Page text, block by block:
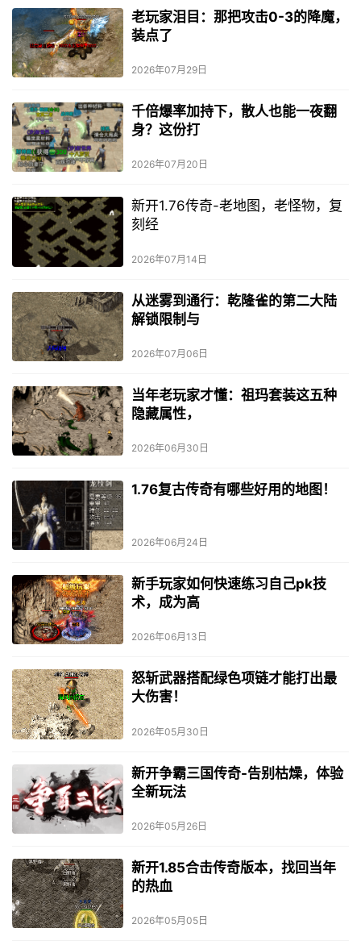
老玩家泪目：那把攻击0-3的降魔，
装点了
2026年07月29日
千倍爆率加持下，散人也能一夜翻
身？这份打
2026年07月20日
新开1.76传奇-老地图，老怪物，复
刻经
2026年07月14日
从迷雾到通行：乾隆雀的第二大陆
解锁限制与
2026年07月06日
当年老玩家才懂：祖玛套装这五种
隐藏属性，
2026年06月30日
1.76复古传奇有哪些好用的地图！
2026年06月24日
新手玩家如何快速练习自己pk技
术，成为高
2026年06月13日
怒斩武器搭配绿色项链才能打出最
大伤害！
2026年05月30日
新开争霸三国传奇-告别枯燥，体验
全新玩法
2026年05月26日
新开1.85合击传奇版本，找回当年
的热血
2026年05月05日